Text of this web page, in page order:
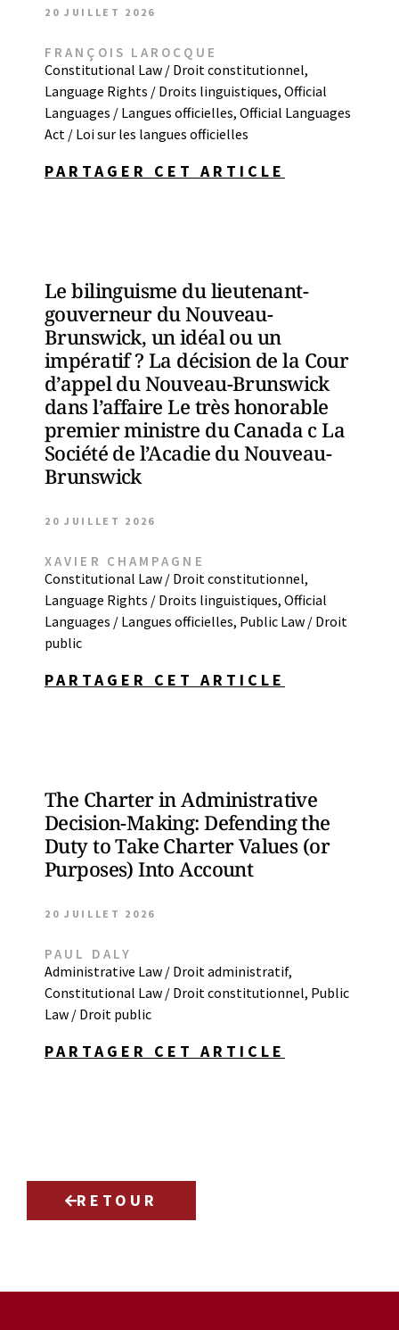
20 JUILLET 2026
FRANÇOIS LAROCQUE
Constitutional Law / Droit constitutionnel,
Language Rights / Droits linguistiques, Official
Languages / Langues officielles, Official Languages
Act / Loi sur les langues officielles
PARTAGER CET ARTICLE
Le bilinguisme du lieutenant-
gouverneur du Nouveau-
Brunswick, un idéal ou un
impératif ? La décision de la Cour
d’appel du Nouveau-Brunswick
dans l’affaire Le très honorable
premier ministre du Canada c La
Société de l’Acadie du Nouveau-
Brunswick
20 JUILLET 2026
XAVIER CHAMPAGNE
Constitutional Law / Droit constitutionnel,
Language Rights / Droits linguistiques, Official
Languages / Langues officielles, Public Law / Droit
public
PARTAGER CET ARTICLE
The Charter in Administrative
Decision-Making: Defending the
Duty to Take Charter Values (or
Purposes) Into Account
20 JUILLET 2026
PAUL DALY
Administrative Law / Droit administratif,
Constitutional Law / Droit constitutionnel, Public
Law / Droit public
PARTAGER CET ARTICLE
RETOUR